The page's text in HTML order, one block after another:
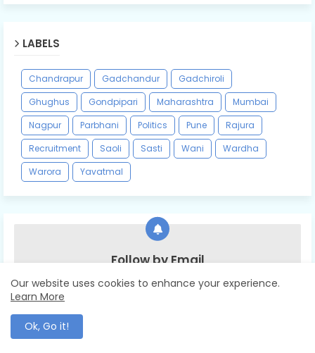
LABELS
Chandrapur Gadchandur
Gadchiroli
Ghughus
Gondpipari Maharashtra
Mumbai
Nagpur
Parbhani Politics Pune
Rajura
Recruitment
Saoli Sasti Wani
Wardha
Warora
Yavatmal
Follow by Email
Get Notified About Next Update Direct to Your
Our website uses cookies to enhance your experience.
Learn More
Ok, Go it!